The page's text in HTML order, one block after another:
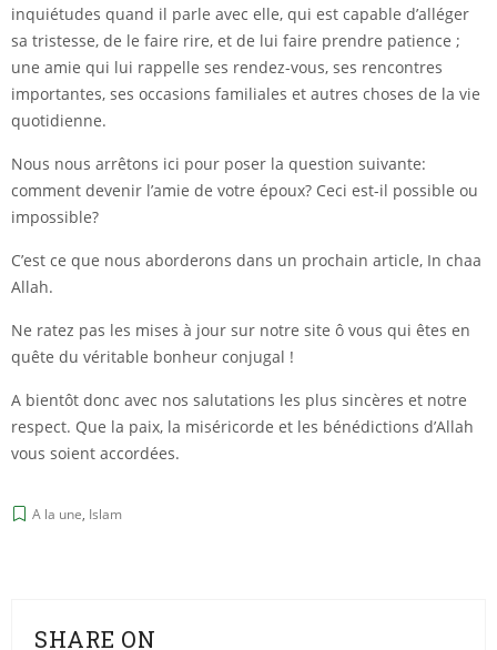
inquiétudes quand il parle avec elle, qui est capable d’alléger
sa tristesse, de le faire rire, et de lui faire prendre patience ;
une amie qui lui rappelle ses rendez-vous, ses rencontres
importantes, ses occasions familiales et autres choses de la vie
quotidienne.
Nous nous arrêtons ici pour poser la question suivante:
comment devenir l’amie de votre époux? Ceci est-il possible ou
impossible?
C’est ce que nous aborderons dans un prochain article, In chaa
Allah.
Ne ratez pas les mises à jour sur notre site ô vous qui êtes en
quête du véritable bonheur conjugal !
A bientôt donc avec nos salutations les plus sincères et notre
respect. Que la paix, la miséricorde et les bénédictions d’Allah
vous soient accordées.
A la une, Islam
SHARE ON